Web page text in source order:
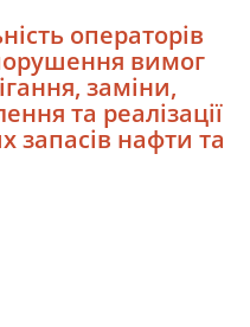
операторів
вимог
заміни,
та реалізації
запасів нафти та